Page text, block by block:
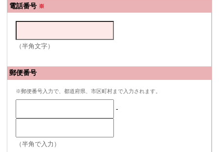
電話番号 ※
（半角文字）
郵便番号
※郵便番号入力で、都道府県、市区町村まで入力されます。
-
（半角で入力）